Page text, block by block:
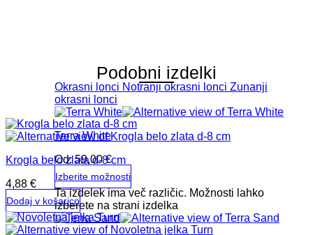
Okrasni lonci Notranji okrasni lonci Zunanji
okrasni lonci
Terra White
Od:59,00€
Izberite možnosti
Ta izdelek ima več različic. Možnosti lahko
izberete na strani izdelka
Podobni izdelki
Krogla belo zlata d-8 cm
4,88 €
Dodaj v košarico